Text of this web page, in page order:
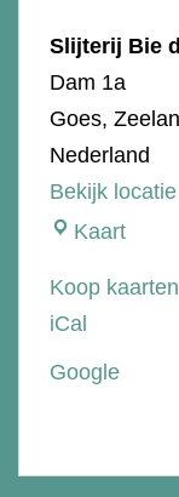
Slijterij Bie
Dam 1a
Goes,
Nederland
Bekijk locatie
KaartSlijterij
de
Koop kaarten
iCal
Google